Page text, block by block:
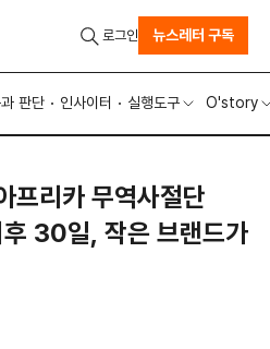
판단 인사이터 실행도구 O'story
로그인 뉴스레터 구독
프리카 무역사절단
30일, 작은 브랜드가